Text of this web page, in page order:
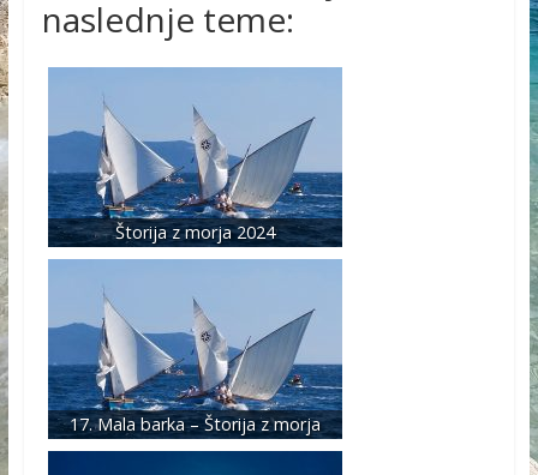
naslednje teme:
Štorija z morja 2024
17. Mala barka – Štorija z morja